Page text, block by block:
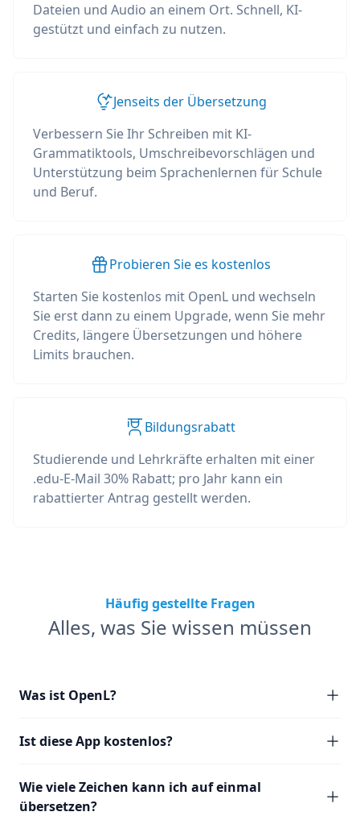
Dateien und Audio an einem Ort. Schnell, KI-
gestützt und einfach zu nutzen.
Jenseits der Übersetzung
Verbessern Sie Ihr Schreiben mit KI-
Grammatiktools, Umschreibevorschlägen und
Unterstützung beim Sprachenlernen für Schule
und Beruf.
Probieren Sie es kostenlos
Starten Sie kostenlos mit OpenL und wechseln
Sie erst dann zu einem Upgrade, wenn Sie mehr
Credits, längere Übersetzungen und höhere
Limits brauchen.
Bildungsrabatt
Studierende und Lehrkräfte erhalten mit einer
.edu-E-Mail 30% Rabatt; pro Jahr kann ein
rabattierter Antrag gestellt werden.
Häufig gestellte Fragen
Alles, was Sie wissen müssen
Was ist OpenL?
Ist diese App kostenlos?
Wie viele Zeichen kann ich auf einmal
übersetzen?